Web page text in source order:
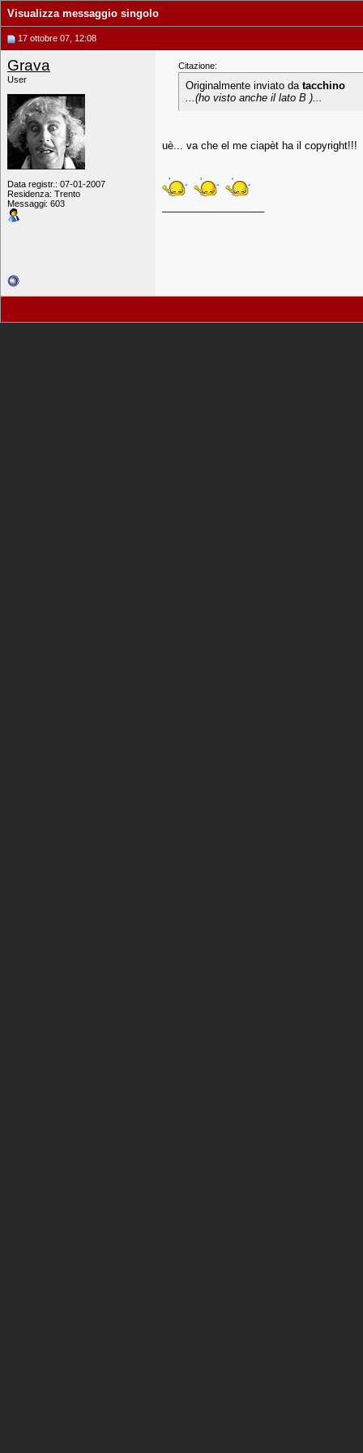
Visualizza messaggio singolo
17 ottobre 07, 12:08
Grava
User
Data registr.: 07-01-2007
Residenza: Trento
Messaggi: 603
Citazione:
Originalmente inviato da tacchino
...(ho visto anche il lato B )...
uè... va che el me ciapèt ha il copyright!!!